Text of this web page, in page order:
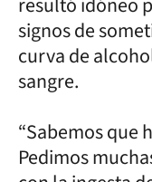
signos de
curva de
sangre.
“Sabemos que
Pedimos